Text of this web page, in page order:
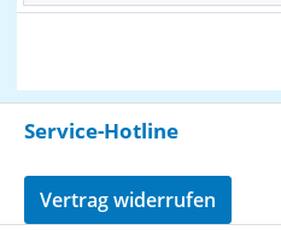
Service-Hotline
Vertrag widerrufen